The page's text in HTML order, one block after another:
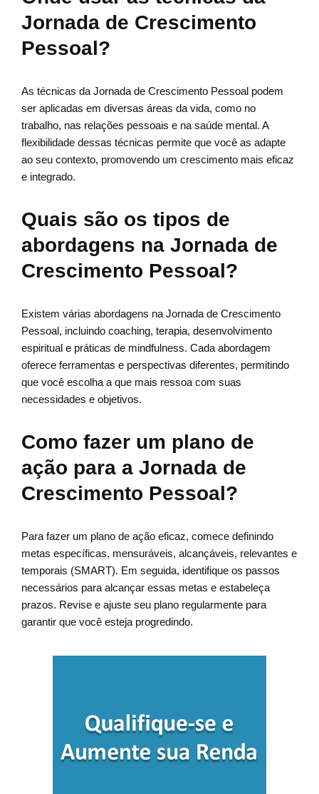
Jornada de Crescimento
Pessoal?
As técnicas da Jornada de Crescimento Pessoal podem
ser aplicadas em diversas áreas da vida, como no
trabalho, nas relações pessoais e na saúde mental. A
flexibilidade dessas técnicas permite que você as adapte
ao seu contexto, promovendo um crescimento mais eficaz
e integrado.
Quais são os tipos de
abordagens na Jornada de
Crescimento Pessoal?
Existem várias abordagens na Jornada de Crescimento
Pessoal, incluindo coaching, terapia, desenvolvimento
espiritual e práticas de mindfulness. Cada abordagem
oferece ferramentas e perspectivas diferentes, permitindo
que você escolha a que mais ressoa com suas
necessidades e objetivos.
Como fazer um plano de
ação para a Jornada de
Crescimento Pessoal?
Para fazer um plano de ação eficaz, comece definindo
metas específicas, mensuráveis, alcançáveis, relevantes e
temporais (SMART). Em seguida, identifique os passos
necessários para alcançar essas metas e estabeleça
prazos. Revise e ajuste seu plano regularmente para
garantir que você esteja progredindo.